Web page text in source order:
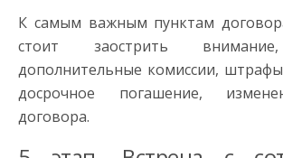
К самым важным пунктам
стоит заострить внимание,
дополнительные комиссии, штрафы
досрочное погашение,
договора.